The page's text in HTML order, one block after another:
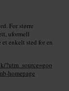
For større
uformell
enkelt sted for en
?utm_source=goo
homepage